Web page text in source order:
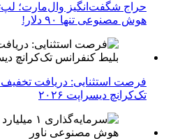
هوش مصنوعی تنها ۹۰ دلار!
تک‌کرانچ دیسراپت ۲۰۲۶